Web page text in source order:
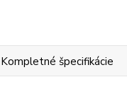
Kompletné špecifikácie